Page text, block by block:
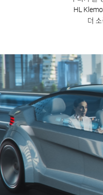
HL
더